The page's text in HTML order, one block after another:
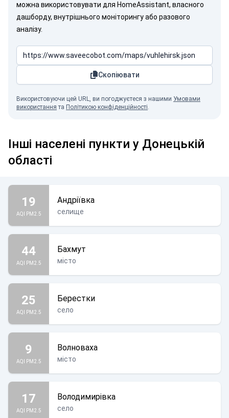
можна використовувати для HomeAssistant, власного
дашборду, внутрішнього моніторингу або разового
аналізу.
Скопіювати
Використовуючи цей URL, ви погоджуєтеся з нашими Умовами
використання та Політикою конфіденційності.
Інші населені пункти у Донецькій
області
19
AQI PM2.5
Андріївка
селище
44
AQI PM2.5
Бахмут
місто
25
AQI PM2.5
Берестки
село
9
AQI PM2.5
Волноваха
місто
17
AQI PM2.5
Володимирівка
село